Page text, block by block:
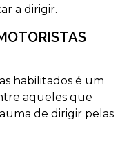
a dirigir.
habilitados é um
aqueles que
de dirigir pelas